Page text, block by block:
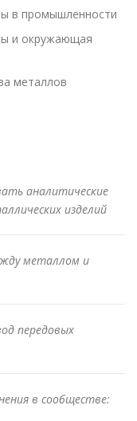
в промышленности
и окружающая
металлов
аналитические
изделий
металлом и
передовых
в сообществе: